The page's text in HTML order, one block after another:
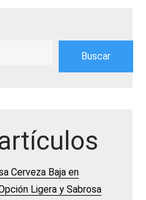
Buscar
Cerveza Baja en
Ligera y Sabrosa